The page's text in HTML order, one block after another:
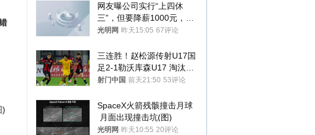
)
网友曝公司实行“上四休
三”，但要降薪1000元，不
接受只能辞职
光明网 昨天15:05 67评论
三连胜！赵松源传射U17国
足2-1勒沃库森U17 淘汰赛
将战河床
射门中国 前天21:50 53评论
SpaceX火箭残骸撞击月球
月面出现撞击坑(图)
光明网 昨天10:55 20评论